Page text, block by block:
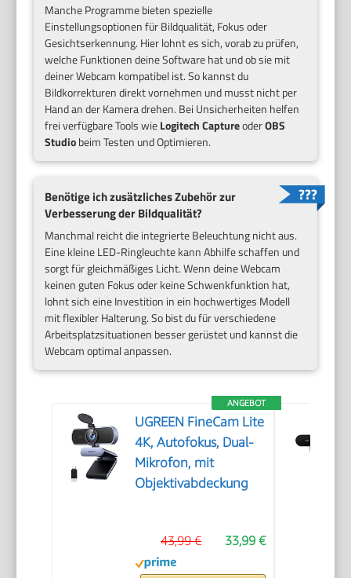
Manche Programme bieten spezielle
Einstellungsoptionen für Bildqualität, Fokus oder
Gesichtserkennung. Hier lohnt es sich, vorab zu prüfen,
welche Funktionen deine Software hat und ob sie mit
deiner Webcam kompatibel ist. So kannst du
Bildkorrekturen direkt vornehmen und musst nicht per
Hand an der Kamera drehen. Bei Unsicherheiten helfen
frei verfügbare Tools wieLogitech CaptureoderOBS
Studiobeim Testen und Optimieren.
Benötige ich zusätzliches Zubehör zur
Verbesserung der Bildqualität?
Manchmal reicht die integrierte Beleuchtung nicht aus.
Eine kleine LED-Ringleuchte kann Abhilfe schaffen und
sorgt für gleichmäßiges Licht. Wenn deine Webcam
keinen guten Fokus oder keine Schwenkfunktion hat,
lohnt sich eine Investition in ein hochwertiges Modell
mit flexibler Halterung. So bist du für verschiedene
Arbeitsplatzsituationen besser gerüstet und kannst die
Webcam optimal anpassen.
ANGEBOT
UGREEN FineCam Lite
4K, Autofokus, Dual-
Mikrofon, mit
Objektivabdeckung
33,99 €
43,99 €